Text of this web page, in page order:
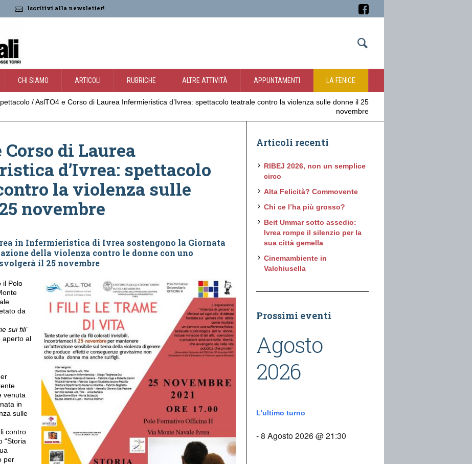
Iscritivi alla newsletter!
CHI SIAMO ARTICOLI RUBRICHE ALTRE ATTIVITÀ APPUNTAMENTI LA FENICE
/AslTO4 e Corso di Laurea Infermieristica d’Ivrea: spettacolo teatrale contro la violenza sulle donne il 25
novembre
Corso di Laurea
d’Ivrea: spettacolo
la violenza sulle
novembre
in Infermieristica di Ivrea sostengono la Giornata
della violenza contro le donne con uno
il 25 novembre
il Polo
da
sui fili”
aperto al
venuta
in
sulle
contro
“Storia
per
Articoli recenti
RIBEJ 2026, non un semplice
circo
Alta Felicità? Commovente
Chi ce l’ha più grosso?
Beit Ummar sotto assedio:
Ivrea rompe il silenzio per la
sua città gemella
Cinemambiente in
Valchiusella
Prossimi eventi
Agosto
2026
L'ultimo turno
- 8 Agosto 2026 @ 21:30